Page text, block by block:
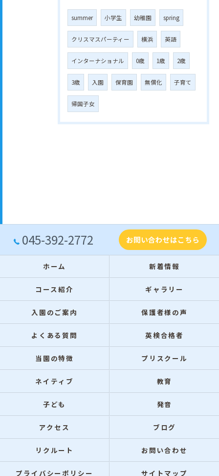
summer 小学生 幼稚園 spring
クリスマスパーティー 横浜 英語
インターナショナル 0歳 1歳 2歳
3歳 入園 保育園 無償化 子育て
帰国子女
045-392-2772 お問い合わせはこちら
ホーム 新着情報
コース紹介 ギャラリー
入園のご案内 保護者様の声
よくある質問 英検合格者
当園の特徴 プリスクール
ネイティブ 教育
子ども 発音
アクセス ブログ
リクルート お問い合わせ
プライバシーポリシー サイトマップ